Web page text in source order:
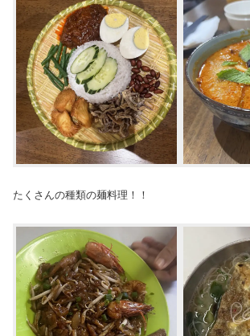
たくさんの種類の麺料理！！